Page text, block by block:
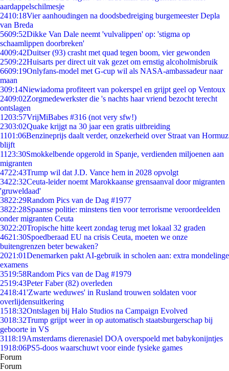
aardappelschilmesje
2410:18Vier aanhoudingen na doodsbedreiging burgemeester Depla
van Breda
5609:52Dikke Van Dale neemt 'vulvalippen' op: 'stigma op
schaamlippen doorbreken'
4009:42Duitser (93) crasht met quad tegen boom, vier gewonden
2509:22Huisarts per direct uit vak gezet om ernstig alcoholmisbruik
6609:19Onlyfans-model met G-cup wil als NASA-ambassadeur naar
maan
309:14Niewiadoma profiteert van pokerspel en grijpt geel op Ventoux
2409:02Zorgmedewerkster die 's nachts haar vriend bezocht terecht
ontslagen
1203:57VrijMiBabes #316 (not very sfw!)
2303:02Quake krijgt na 30 jaar een gratis uitbreiding
1101:06Benzineprijs daalt verder, onzekerheid over Straat van Hormuz
blijft
11 23:30Smokkelbende opgerold in Spanje, verdienden miljoenen aan
migranten
4722:43Trump wil dat J.D. Vance hem in 2028 opvolgt
3422:32Ceuta-leider noemt Marokkaanse grensaanval door migranten
'gruweldaad'
3822:29Random Pics van de Dag #1977
3822:28Spaanse politie: minstens tien voor terrorisme veroordeelden
onder migranten Ceuta
3022:20Tropische hitte keert zondag terug met lokaal 32 graden
4621:30Spoedberaad EU na crisis Ceuta, moeten we onze
buitengrenzen beter bewaken?
2021:01Denemarken pakt AI-gebruik in scholen aan: extra mondelinge
examens
3519:58Random Pics van de Dag #1979
2519:43Peter Faber (82) overleden
2418:41'Zwarte weduwes' in Rusland trouwen soldaten voor
overlijdensuitkering
1518:32Ontslagen bij Halo Studios na Campaign Evolved
3018:32Trump grijpt weer in op automatisch staatsburgerschap bij
geboorte in VS
3118:19Amsterdams dierenasiel DOA overspoeld met babykonijntjes
1918:06PS5-doos waarschuwt voor einde fysieke games
Forum
Forum